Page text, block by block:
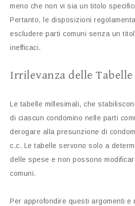
meno che non vi sia un titolo
Pertanto, le disposizioni
escludere parti comuni senza un
inefficaci.
Irrilevanza delle
Le tabelle millesimali, che
di ciascun condomino nelle parti
derogare alla presunzione di
c.c. Le tabelle servono solo a
delle spese e non possono
comuni.
Per approfondire questi argomenti e